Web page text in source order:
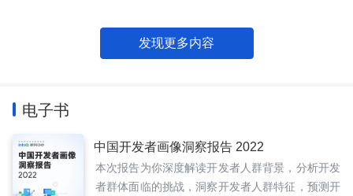
发现更多内容
电子书
中国开发者画像洞察报告 2022
本次报告为你深度解读开发者人群背景，分析开发
者群体面临的挑战，洞察开发者人群特征，预测开